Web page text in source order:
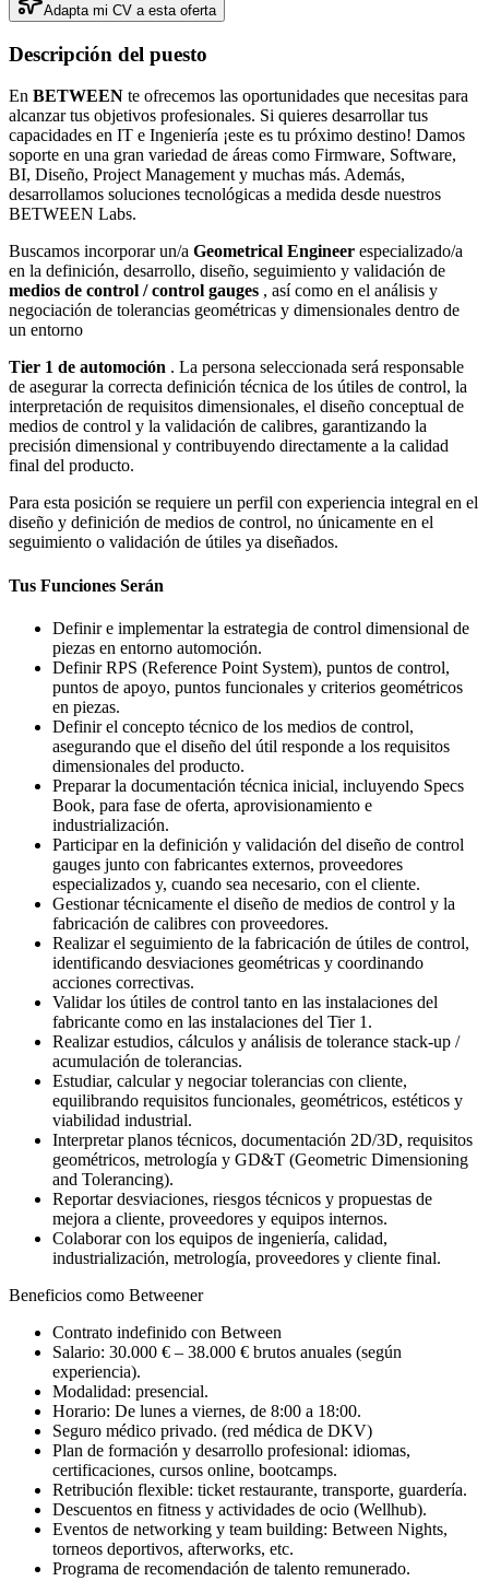
Adapta mi CV a esta oferta
Descripción del puesto
En BETWEEN te ofrecemos las oportunidades que necesitas para
alcanzar tus objetivos profesionales. Si quieres desarrollar tus
capacidades en IT e Ingeniería ¡este es tu próximo destino! Damos
soporte en una gran variedad de áreas como Firmware, Software,
BI, Diseño, Project Management y muchas más. Además,
desarrollamos soluciones tecnológicas a medida desde nuestros
BETWEEN Labs.
Buscamos incorporar un/a Geometrical Engineer especializado/a
en la definición, desarrollo, diseño, seguimiento y validación de
medios de control / control gauges , así como en el análisis y
negociación de tolerancias geométricas y dimensionales dentro de
un entorno
Tier 1 de automoción . La persona seleccionada será responsable
de asegurar la correcta definición técnica de los útiles de control, la
interpretación de requisitos dimensionales, el diseño conceptual de
medios de control y la validación de calibres, garantizando la
precisión dimensional y contribuyendo directamente a la calidad
final del producto.
Para esta posición se requiere un perfil con experiencia integral en el
diseño y definición de medios de control, no únicamente en el
seguimiento o validación de útiles ya diseñados.
Tus Funciones Serán
Definir e implementar la estrategia de control dimensional de
piezas en entorno automoción.
Definir RPS (Reference Point System), puntos de control,
puntos de apoyo, puntos funcionales y criterios geométricos
en piezas.
Definir el concepto técnico de los medios de control,
asegurando que el diseño del útil responde a los requisitos
dimensionales del producto.
Preparar la documentación técnica inicial, incluyendo Specs
Book, para fase de oferta, aprovisionamiento e
industrialización.
Participar en la definición y validación del diseño de control
gauges junto con fabricantes externos, proveedores
especializados y, cuando sea necesario, con el cliente.
Gestionar técnicamente el diseño de medios de control y la
fabricación de calibres con proveedores.
Realizar el seguimiento de la fabricación de útiles de control,
identificando desviaciones geométricas y coordinando
acciones correctivas.
Validar los útiles de control tanto en las instalaciones del
fabricante como en las instalaciones del Tier 1.
Realizar estudios, cálculos y análisis de tolerance stack-up /
acumulación de tolerancias.
Estudiar, calcular y negociar tolerancias con cliente,
equilibrando requisitos funcionales, geométricos, estéticos y
viabilidad industrial.
Interpretar planos técnicos, documentación 2D/3D, requisitos
geométricos, metrología y GD&T (Geometric Dimensioning
and Tolerancing).
Reportar desviaciones, riesgos técnicos y propuestas de
mejora a cliente, proveedores y equipos internos.
Colaborar con los equipos de ingeniería, calidad,
industrialización, metrología, proveedores y cliente final.
Beneficios como Betweener
Contrato indefinido con Between
Salario: 30.000 € – 38.000 € brutos anuales (según
experiencia).
Modalidad: presencial.
Horario: De lunes a viernes, de 8:00 a 18:00.
Seguro médico privado. (red médica de DKV)
Plan de formación y desarrollo profesional: idiomas,
certificaciones, cursos online, bootcamps.
Retribución flexible: ticket restaurante, transporte, guardería.
Descuentos en fitness y actividades de ocio (Wellhub).
Eventos de networking y team building: Between Nights,
torneos deportivos, afterworks, etc.
Programa de recomendación de talento remunerado.